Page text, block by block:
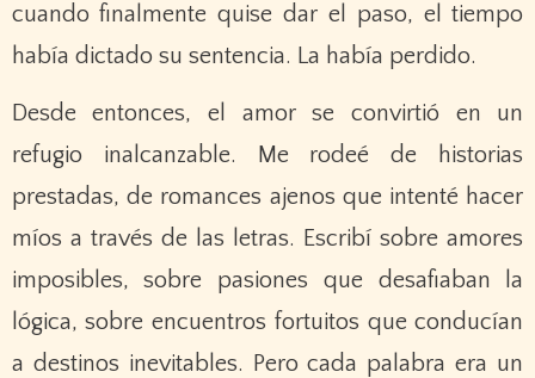
cuando finalmente quise dar el paso, el tiempo
había dictado su sentencia. La había perdido.
Desde entonces, el amor se convirtió en un
refugio inalcanzable. Me rodeé de historias
prestadas, de romances ajenos que intenté hacer
míos a través de las letras. Escribí sobre amores
imposibles, sobre pasiones que desafiaban la
lógica, sobre encuentros fortuitos que conducían
a destinos inevitables. Pero cada palabra era un